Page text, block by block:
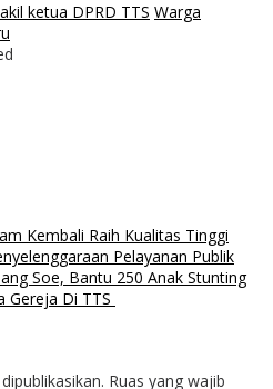
ketua DPRD TTS Warga
Kembali Raih Kualitas Tinggi
Pelayanan Publik
Soe, Bantu 250 Anak Stunting
Gereja Di TTS
Ruas yang wajib